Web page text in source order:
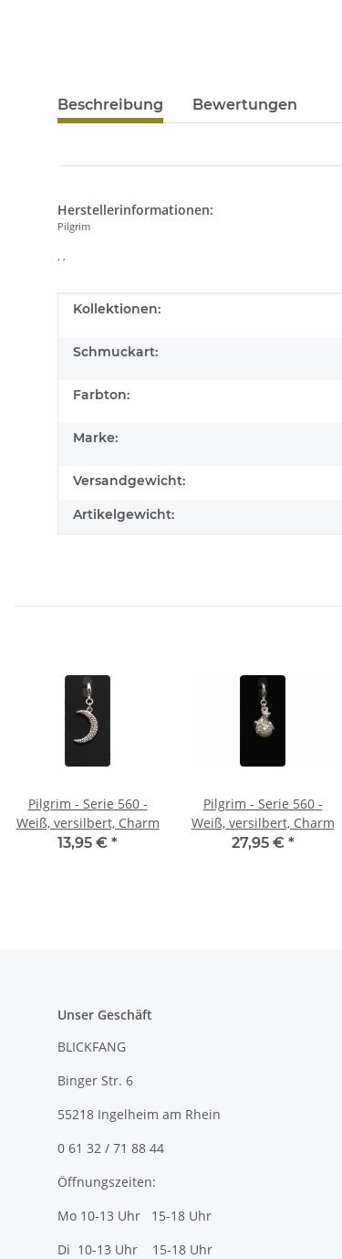
Beschreibung Bewertungen
Herstellerinformationen:
Pilgrim
, ,
Produkteigenschaft
Wert
Kollektionen:
Schmuckart:
Farbton:
Marke:
Versandgewicht:
Artikelgewicht:
Pilgrim - Serie 560 -
Weiß, versilbert, Charm
13,95 € *
Pilgrim - Serie 560 -
Weiß, versilbert, Charm
27,95 € *
Unser Geschäft
BLICKFANG
Binger Str. 6
55218 Ingelheim am Rhein
0 61 32 / 71 88 44
Öffnungszeiten:
Mo 10-13 Uhr 15-18 Uhr
Di 10-13 Uhr 15-18 Uhr